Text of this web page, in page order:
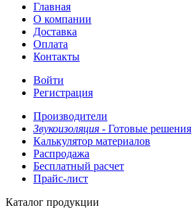
Главная
О компании
Доставка
Оплата
Контакты
Войти
Регистрация
Производители
Звукоизоляция - Готовые решения
Калькулятор материалов
Распродажа
Бесплатный расчет
Прайс-лист
Каталог продукции